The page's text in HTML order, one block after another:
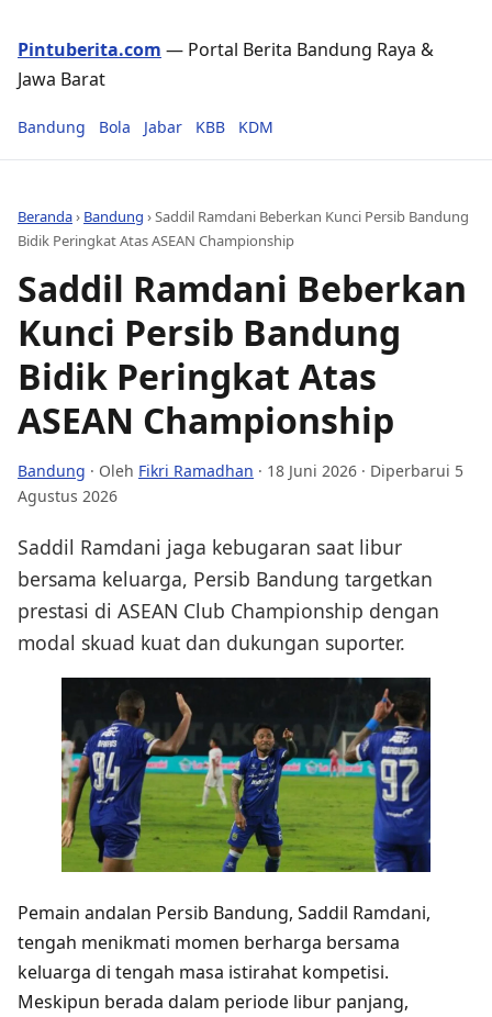
Pintuberita.com — Portal Berita Bandung Raya &
Jawa Barat
Bandung Bola Jabar KBB KDM
Beranda› Bandung ›Saddil Ramdani Beberkan Kunci Persib Bandung
Bidik Peringkat Atas ASEAN Championship
Saddil Ramdani Beberkan
Kunci Persib Bandung
Bidik Peringkat Atas
ASEAN Championship
Bandung · Oleh Fikri Ramadhan · 18 Juni 2026 · Diperbarui 5
Agustus 2026
Saddil Ramdani jaga kebugaran saat libur
bersama keluarga, Persib Bandung targetkan
prestasi di ASEAN Club Championship dengan
modal skuad kuat dan dukungan suporter.
Pemain andalan Persib Bandung, Saddil Ramdani,
tengah menikmati momen berharga bersama
keluarga di tengah masa istirahat kompetisi.
Meskipun berada dalam periode libur panjang,